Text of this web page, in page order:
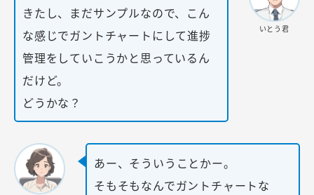
きたし、まだサンプルなので、こん
な感じでガントチャートにして進捗
管理をしていこうかと思っているん
だけど。
どうかな？
いとう君
あー、そういうことかー。
そもそもなんでガントチャートな